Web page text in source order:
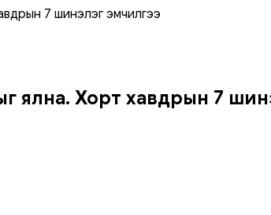
7 шинэлэг эмчилгээ
ялна. Хорт хавдрын 7